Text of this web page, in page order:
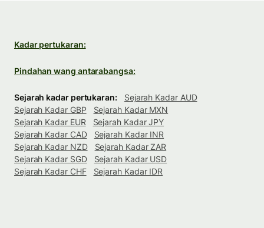
Kadar pertukaran:
Pindahan wang antarabangsa:
Sejarah kadar pertukaran:
Sejarah Kadar AUD
Sejarah Kadar GBP
Sejarah Kadar MXN
Sejarah Kadar EUR
Sejarah Kadar JPY
Sejarah Kadar CAD
Sejarah Kadar INR
Sejarah Kadar NZD
Sejarah Kadar ZAR
Sejarah Kadar SGD
Sejarah Kadar USD
Sejarah Kadar CHF
Sejarah Kadar IDR